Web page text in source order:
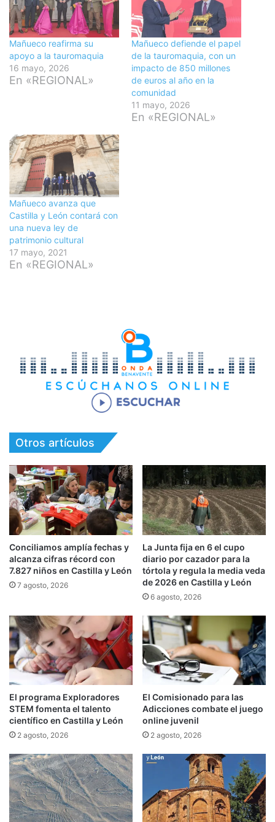
Mañueco reafirma su
apoyo a la tauromaquia
16 mayo, 2026
En «REGIONAL»
Mañueco defiende el papel
de la tauromaquia, con un
impacto de 850 millones
de euros al año en la
comunidad
11 mayo, 2026
En «REGIONAL»
Mañueco avanza que
Castilla y León contará con
una nueva ley de
patrimonio cultural
17 mayo, 2021
En «REGIONAL»
Otros artículos
Conciliamos amplía fechas y
alcanza cifras récord con
7.827 niños en Castilla y León
7 agosto, 2026
La Junta fija en 6 el cupo
diario por cazador para la
tórtola y regula la media veda
de 2026 en Castilla y León
6 agosto, 2026
El programa Exploradores
STEM fomenta el talento
científico en Castilla y León
2 agosto, 2026
El Comisionado para las
Adicciones combate el juego
online juvenil
2 agosto, 2026